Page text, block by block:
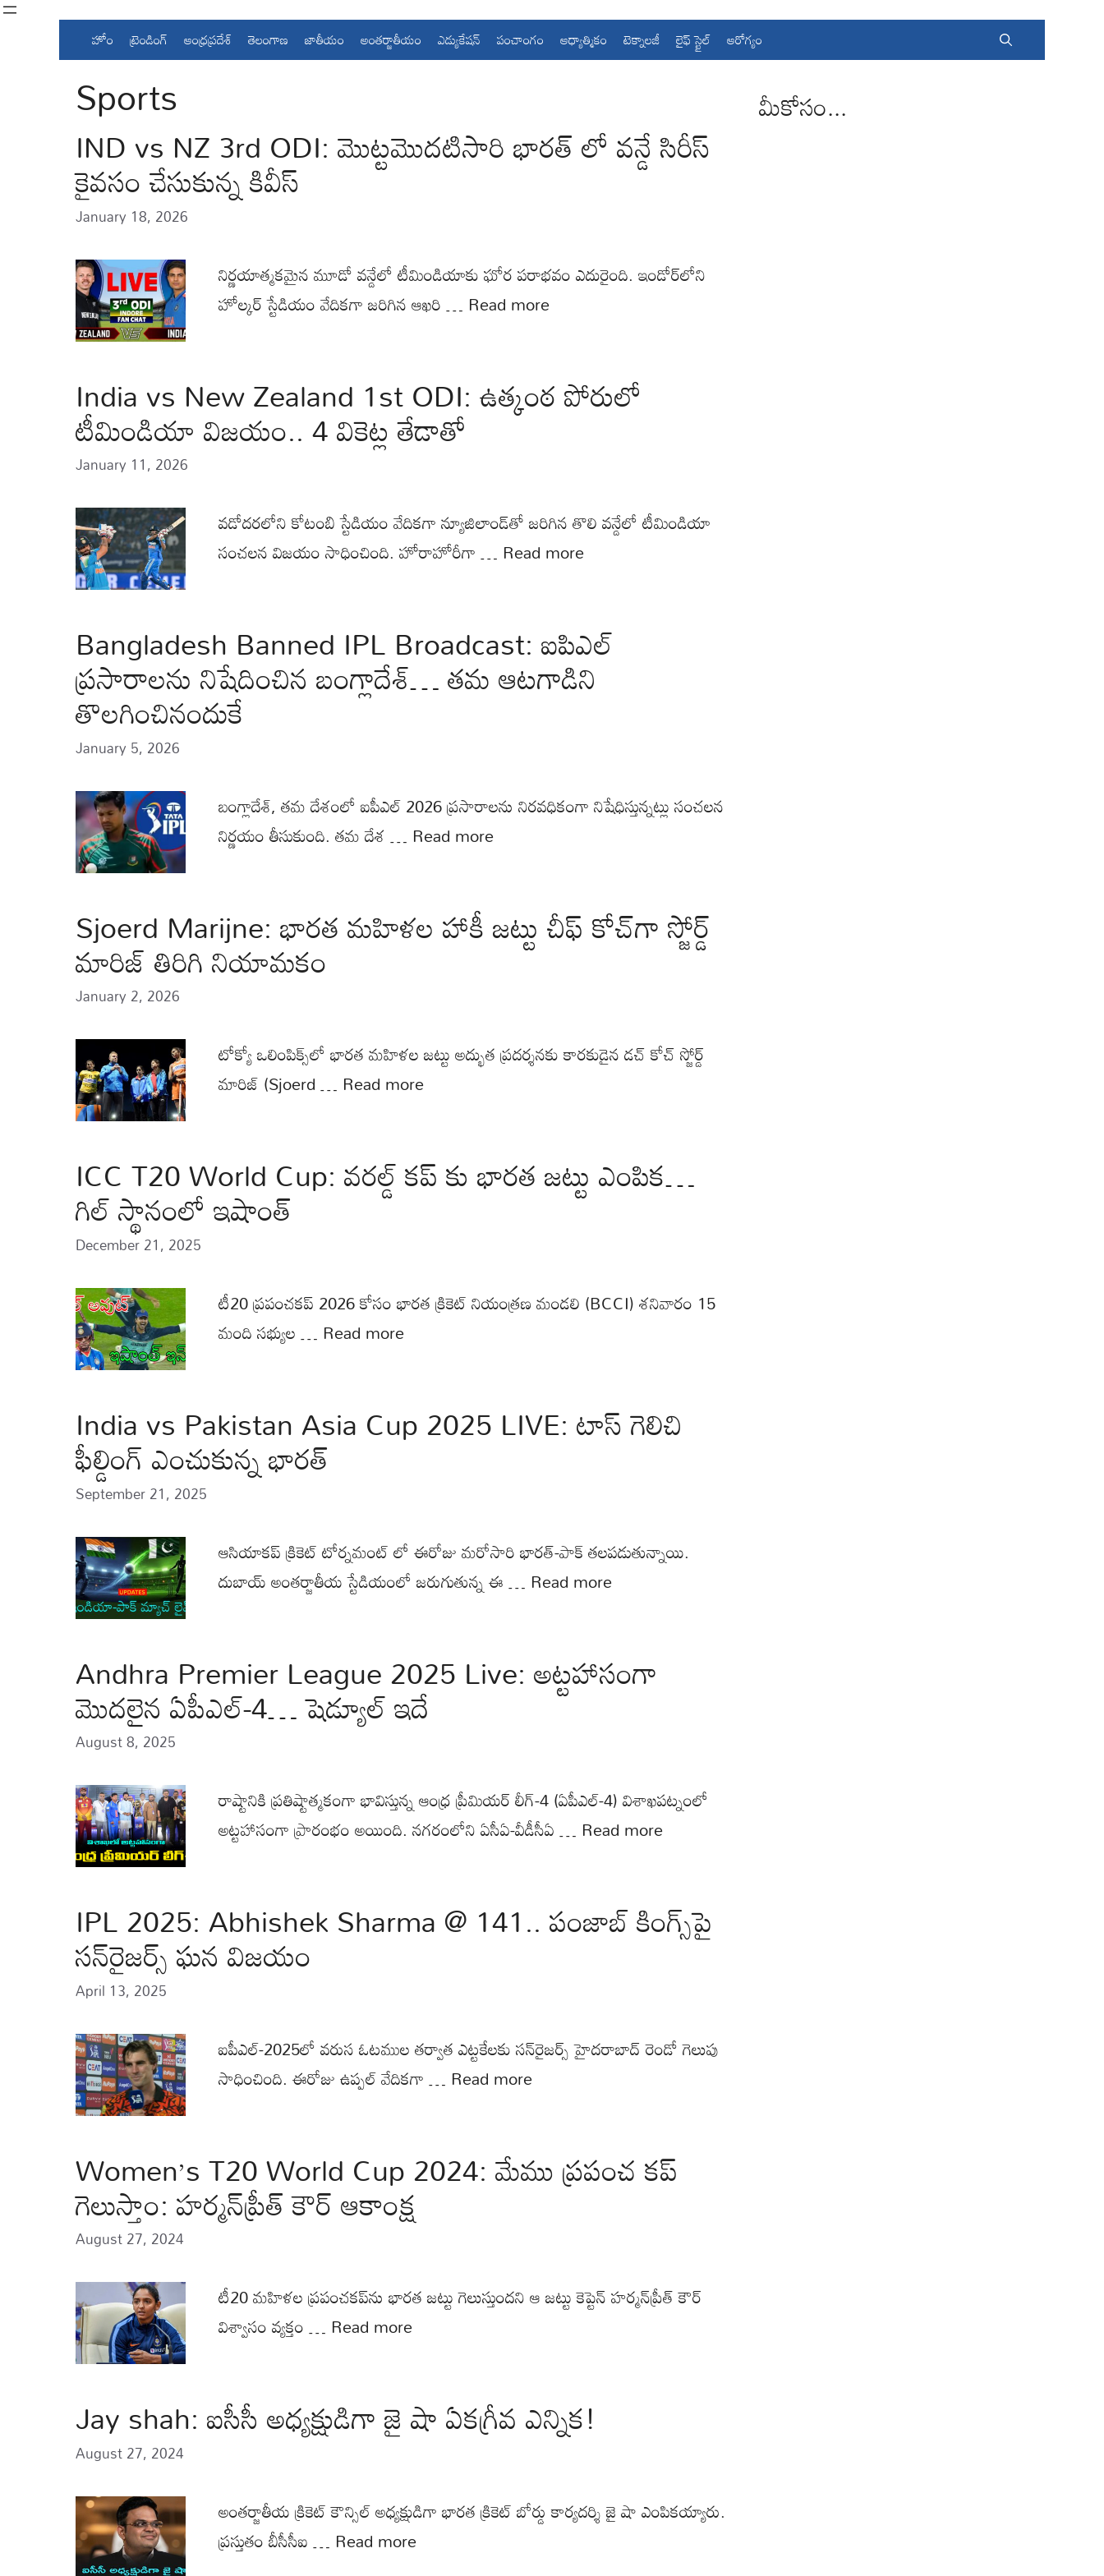
Skip
హోం ట్రెండింగ్ ఆంధ్రప్రదేశ్ తెలంగాణ జాతీయం అంతర్జాతీయం ఎడ్యుకేషన్ పంచాంగం ఆధ్యాత్మికం టెక్నాలజీ లైఫ్ స్టైల్ ఆరోగ్యం
Sports
IND vs NZ 3rd ODI: మొట్టమొదటిసారి భారత్ లో వన్డే సిరీస్
కైవసం చేసుకున్న కివీస్
January 18, 2026
నిర్ణయాత్మకమైన మూడో వన్డేలో టీమిండియాకు ఘోర పరాభవం ఎదురైంది. ఇండోర్‌లోని
హోల్కర్ స్టేడియం వేదికగా జరిగిన ఆఖరి … Read more
India vs New Zealand 1st ODI: ఉత్కంఠ పోరులో
టీమిండియా విజయం.. 4 వికెట్ల తేడాతో
January 11, 2026
వడోదరలోని కోటంబి స్టేడియం వేదికగా న్యూజిలాండ్‌తో జరిగిన తొలి వన్డేలో టీమిండియా
సంచలన విజయం సాధించింది. హోరాహోరీగా … Read more
Bangladesh Banned IPL Broadcast: ఐపిఎల్
ప్రసారాలను నిషేదించిన బంగ్లాదేశ్… తమ ఆటగాడిని
తొలగించినందుకే
January 5, 2026
బంగ్లాదేశ్, తమ దేశంలో ఐపీఎల్ 2026 ప్రసారాలను నిరవధికంగా నిషేధిస్తున్నట్లు సంచలన
నిర్ణయం తీసుకుంది. తమ దేశ … Read more
Sjoerd Marijne: భారత మహిళల హాకీ జట్టు చీఫ్ కోచ్‌గా స్జోర్డ్
మారిజ్ తిరిగి నియామకం
January 2, 2026
టోక్యో ఒలింపిక్స్‌లో భారత మహిళల జట్టు అద్భుత ప్రదర్శనకు కారకుడైన డచ్ కోచ్ స్జోర్డ్
మారిజ్ (Sjoerd … Read more
ICC T20 World Cup: వరల్డ్ కప్ కు భారత జట్టు ఎంపిక…
గిల్ స్థానంలో ఇషాంత్
December 21, 2025
టీ20 ప్రపంచకప్ 2026 కోసం భారత క్రికెట్ నియంత్రణ మండలి (BCCI) శనివారం 15
మంది సభ్యుల … Read more
India vs Pakistan Asia Cup 2025 LIVE: టాస్ గెలిచి
ఫీల్డింగ్ ఎంచుకున్న భారత్
September 21, 2025
ఆసియాకప్ క్రికెట్ టోర్నమంట్ లో ఈరోజు మరోసారి భారత్-పాక్ తలపడుతున్నాయి.
దుబాయ్ అంతర్జాతీయ స్టేడియంలో జరుగుతున్న ఈ … Read more
Andhra Premier League 2025 Live: అట్టహాసంగా
మొదలైన ఏపీఎల్‌-4… షెడ్యూల్ ఇదే
August 8, 2025
రాష్టానికి ప్రతిష్టాత్మకంగా భావిస్తున్న ఆంధ్ర ప్రీమియర్‌ లీగ్-4 (ఏపీఎల్‌-4) విశాఖపట్నంలో
అట్టహాసంగా ప్రారంభం అయింది. నగరంలోని ఏసీఏ-వీడీసీఏ … Read more
IPL 2025: Abhishek Sharma @ 141.. పంజాబ్ కింగ్స్‌పై
సన్‌రైజర్స్ ఘన విజయం
April 13, 2025
ఐపీఎల్‌-2025లో వరుస ఓటముల తర్వాత ఎట్టకేలకు స‌న్‌రైజ‌ర్స్ హైద‌రాబాద్ రెండో గెలుపు
సాధించింది. ఈరోజు ఉప్ప‌ల్ వేదిక‌గా … Read more
Women’s T20 World Cup 2024: మేము ప్రపంచ కప్
గెలుస్తాం: హర్మన్‌ప్రీత్ కౌర్ ఆకాంక్ష
August 27, 2024
టీ20 మహిళల ప్రపంచకప్‌ను భారత జట్టు గెలుస్తుందని ఆ జట్టు కెప్టెన్ హర్మన్‌ప్రీత్ కౌర్
విశ్వాసం వ్యక్తం … Read more
Jay shah: ఐసీసీ అధ్యక్షుడిగా జై షా ఏకగ్రీవ ఎన్నిక!
August 27, 2024
అంతర్జాతీయ క్రికెట్ కౌన్సిల్ అధ్యక్షుడిగా భారత క్రికెట్ బోర్డు కార్యదర్శి జై షా ఎంపికయ్యారు.
ప్రస్తుతం బీసీసీఐ … Read more
మీకోసం...